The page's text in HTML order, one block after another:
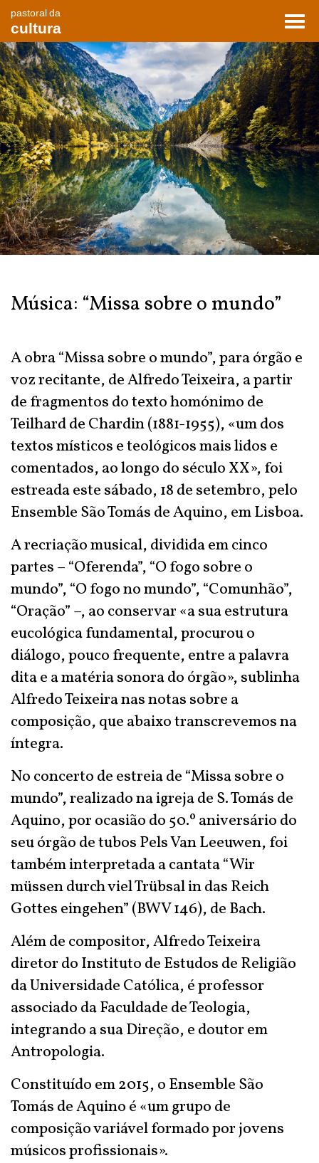
pastoral da
cultura
Música: “Missa sobre o mundo”
A obra “Missa sobre o mundo”, para órgão e
voz recitante, de Alfredo Teixeira, a partir
de fragmentos do texto homónimo de
Teilhard de Chardin (1881-1955), «um dos
textos místicos e teológicos mais lidos e
comentados, ao longo do século XX», foi
estreada este sábado, 18 de setembro, pelo
Ensemble São Tomás de Aquino, em Lisboa.
A recriação musical, dividida em cinco
partes – “Oferenda”, “O fogo sobre o
mundo”, “O fogo no mundo”, “Comunhão”,
“Oração” –, ao conservar «a sua estrutura
eucológica fundamental, procurou o
diálogo, pouco frequente, entre a palavra
dita e a matéria sonora do órgão», sublinha
Alfredo Teixeira nas notas sobre a
composição, que abaixo transcrevemos na
íntegra.
No concerto de estreia de “Missa sobre o
mundo”, realizado na igreja de S. Tomás de
Aquino, por ocasião do 50.º aniversário do
seu órgão de tubos Pels Van Leeuwen, foi
também interpretada a cantata “Wir
müssen durch viel Trübsal in das Reich
Gottes eingehen” (BWV 146), de Bach.
Além de compositor, Alfredo Teixeira
diretor do Instituto de Estudos de Religião
da Universidade Católica, é professor
associado da Faculdade de Teologia,
integrando a sua Direção, e doutor em
Antropologia.
Constituído em 2015, o Ensemble São
Tomás de Aquino é «um grupo de
composição variável formado por jovens
músicos profissionais».